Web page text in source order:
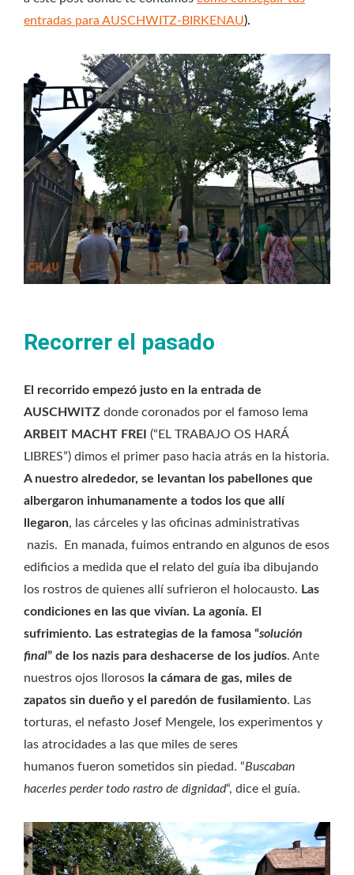
entradas para AUSCHWITZ-BIRKENAU).
Recorrer el pasado
El recorrido empezó justo en la entrada de
AUSCHWITZ donde coronados por el famoso lema
ARBEIT MACHT FREI (“EL TRABAJO OS HARÁ
LIBRES”) dimos el primer paso hacia atrás en la historia.
A nuestro alrededor, se levantan los pabellones que
albergaron inhumanamente a todos los que allí
llegaron, las cárceles y las oficinas administrativas
nazis. En manada, fuimos entrando en algunos de esos
edificios a medida que e relato del guía iba dibujando
los rostros de quienes allí sufrieron el holocausto. Las
condiciones en las que vivían. La agonía. El
sufrimiento. Las estrategias de la famosa “solución
final” de los nazis para deshacerse de los judíos. Ante
nuestros ojos llorosos la cámara de gas, miles de
zapatos sin dueño y el paredón de fusilamiento. Las
torturas, el nefasto Josef Mengele, los experimentos y
las atrocidades a las que miles de seres
humanos fueron sometidos sin piedad. “Buscaban
hacerles perder todo rastro de dignidad“, dice el guía.